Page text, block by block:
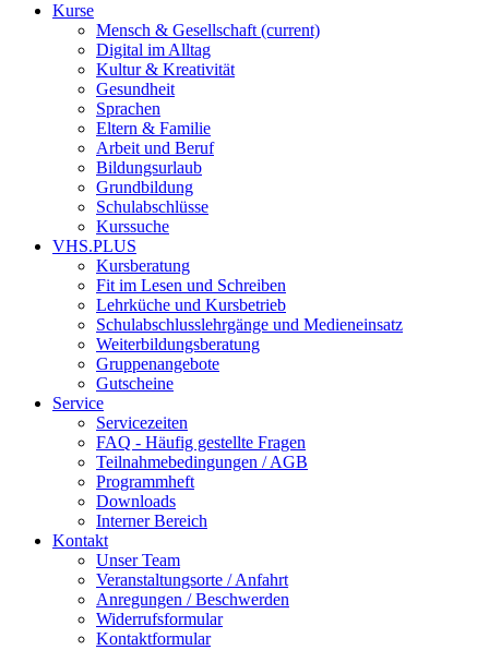
Kurse
Mensch & Gesellschaft (current)
Digital im Alltag
Kultur & Kreativität
Gesundheit
Sprachen
Eltern & Familie
Arbeit und Beruf
Bildungsurlaub
Grundbildung
Schulabschlüsse
Kurssuche
VHS.PLUS
Kursberatung
Fit im Lesen und Schreiben
Lehrküche und Kursbetrieb
Schulabschlusslehrgänge und Medieneinsatz
Weiterbildungsberatung
Gruppenangebote
Gutscheine
Service
Servicezeiten
FAQ - Häufig gestellte Fragen
Teilnahmebedingungen / AGB
Programmheft
Downloads
Interner Bereich
Kontakt
Unser Team
Veranstaltungsorte / Anfahrt
Anregungen / Beschwerden
Widerrufsformular
Kontaktformular